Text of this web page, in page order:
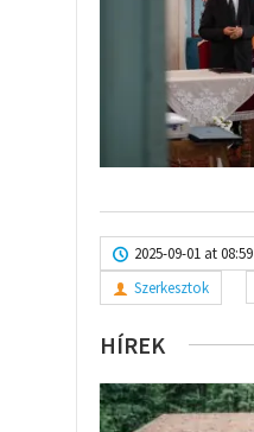
2025-09-01 at 08:59
Szerkesztok
HÍREK